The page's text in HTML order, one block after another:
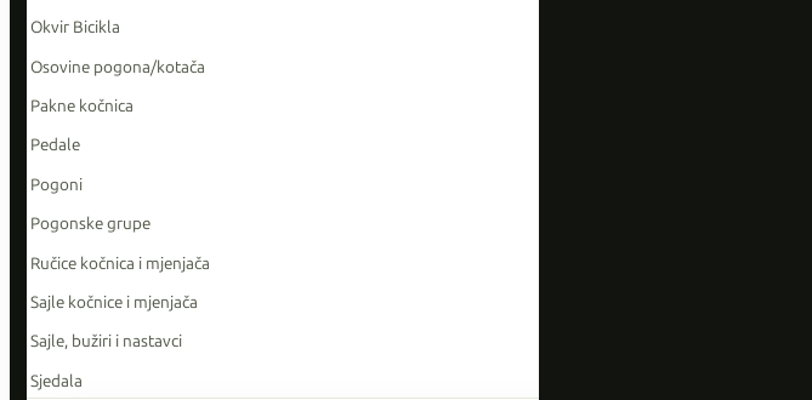
Okvir Bicikla
Osovine pogona/kotača
Pakne kočnica
Pedale
Pogoni
Pogonske grupe
Ručice kočnica i mjenjača
Sajle kočnice i mjenjača
Sajle, bužiri i nastavci
Sjedala